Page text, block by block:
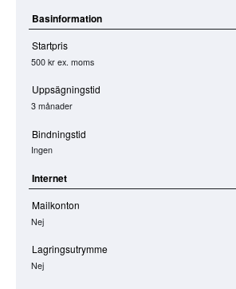
Basinformation
Startpris
500 krex. moms
Uppsägningstid
3 månader
Bindningstid
Ingen
Internet
Mailkonton
Nej
Lagringsutrymme
Nej